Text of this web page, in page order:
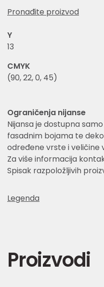
Pronađite proizvod
Y
13
CMYK
(90, 22, 0, 45)
Ograničenja nijanse
Nijansa je dostupna
fasadnim bojama te
određene vrste i veličine
Za više informacija
Spisak razpoložljivih
Legenda
Proizvodi